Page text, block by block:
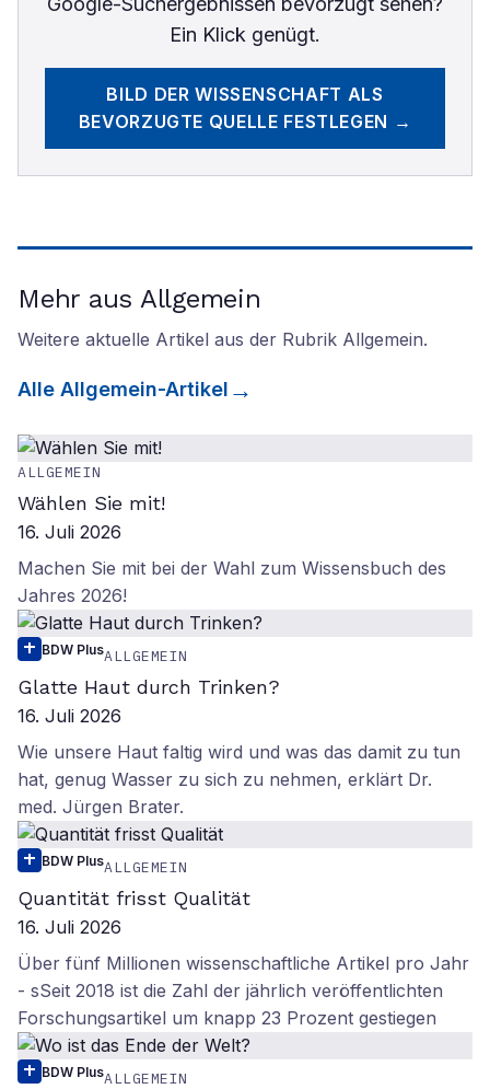
Ein Klick genügt.
BILD DER WISSENSCHAFT ALS
BEVORZUGTE QUELLE FESTLEGEN →
Mehr aus Allgemein
Weitere aktuelle Artikel aus der Rubrik Allgemein.
Alle Allgemein-Artikel
ALLGEMEIN
Wählen Sie mit!
16. Juli 2026
Machen Sie mit bei der Wahl zum Wissensbuch des
Jahres 2026!
BDW PlusALLGEMEIN
Glatte Haut durch Trinken?
16. Juli 2026
Wie unsere Haut faltig wird und was das damit zu tun
hat, genug Wasser zu sich zu nehmen, erklärt Dr.
med. Jürgen Brater.
BDW PlusALLGEMEIN
Quantität frisst Qualität
16. Juli 2026
Über fünf Millionen wissenschaftliche Artikel pro Jahr
- sSeit 2018 ist die Zahl der jährlich veröffentlichten
Forschungsartikel um knapp 23 Prozent gestiegen
BDW PlusALLGEMEIN